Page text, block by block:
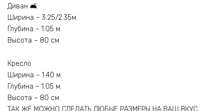
Диван 🛋
Ширина – 3.25/2.35м.
Глубина – 1.05 м.
Высота – 80 см.
Кресло
Ширина – 1.40 м.
Глубина – 1.05 м.
Высота – 80 см.